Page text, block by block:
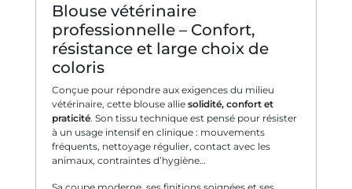
Blouse vétérinaire
professionnelle – Confort,
résistance et large choix de
coloris
Conçue pour répondre aux exigences du milieu
vétérinaire, cette blouse allie solidité, confort et
praticité. Son tissu technique est pensé pour résister
à un usage intensif en clinique : mouvements
fréquents, nettoyage régulier, contact avec les
animaux, contraintes d’hygiène…